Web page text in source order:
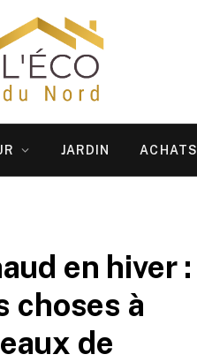
JARDIN ACHATS
en hiver :
choses à
de